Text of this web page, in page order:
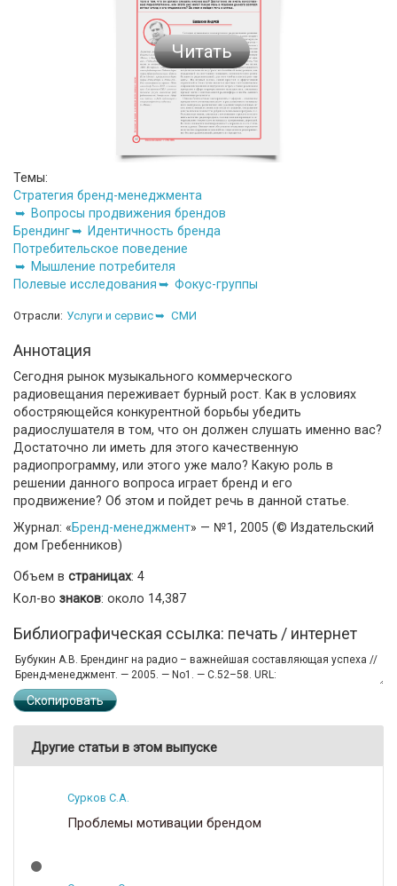
Читать
Темы:
Стратегия бренд-менеджмента
Вопросы продвижения брендов
Брендинг
Идентичность бренда
Потребительское поведение
Мышление потребителя
Полевые исследования
Фокус-группы
Отрасли: Услуги и сервис СМИ
Аннотация
Сегодня рынок музыкального коммерческого
радиовещания переживает бурный рост. Как в условиях
обостряющейся конкурентной борьбы убедить
радиослушателя в том, что он должен слушать именно вас?
Достаточно ли иметь для этого качественную
радиопрограмму, или этого уже мало? Какую роль в
решении данного вопроса играет бренд и его
продвижение? Об этом и пойдет речь в данной статье.
Журнал: «Бренд-менеджмент» — №1, 2005 (© Издательский
дом Гребенников)
Объем в страницах: 4
Кол-во знаков: около 14,387
Библиографическая ссылка: печать / интернет
Скопировать
Другие статьи в этом выпуске
Сурков С.А.
Проблемы мотивации брендом